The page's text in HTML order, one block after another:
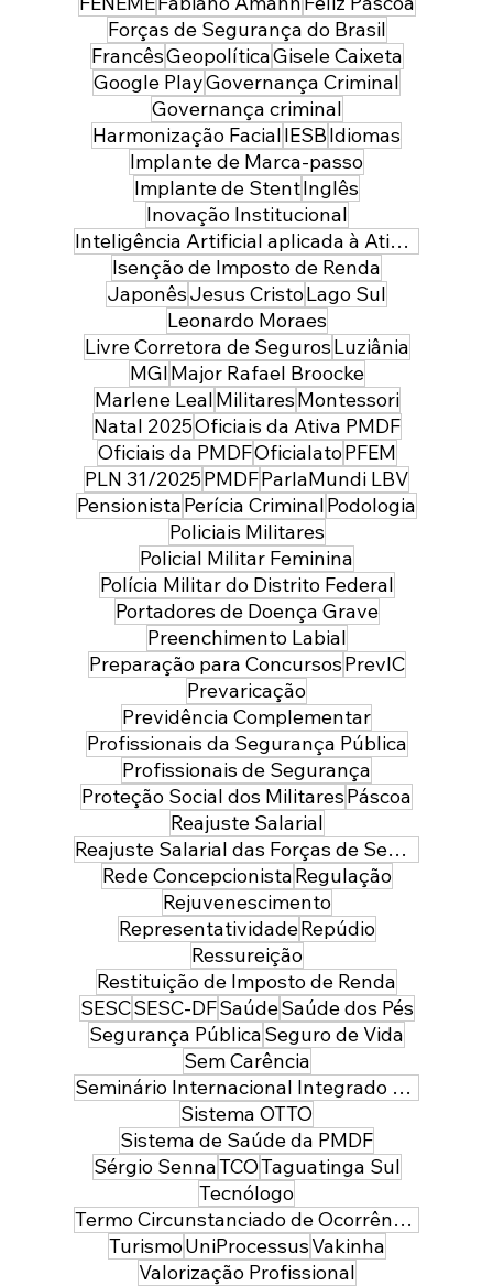
Forças de Segurança do Brasil
FrancêsGeopolíticaGisele Caixeta
Google PlayGovernança Criminal
Governança criminal
Harmonização FacialIESBIdiomas
Implante de Marca-passo
Implante de StentInglês
Inovação Institucional
Inteligência Artificial aplicada à Atividade Policial
Isenção de Imposto de Renda
JaponêsJesus CristoLago Sul
Leonardo Moraes
Livre Corretora de SegurosLuziânia
MGIMajor Rafael Broocke
Marlene LealMilitaresMontessori
Natal 2025Oficiais da Ativa PMDF
Oficiais da PMDFOficialatoPFEM
PLN 31/2025PMDFParlaMundi LBV
PensionistaPerícia CriminalPodologia
Policiais Militares
Policial Militar Feminina
Polícia Militar do Distrito Federal
Portadores de Doença Grave
Preenchimento Labial
Preparação para ConcursosPrevIC
Prevaricação
Previdência Complementar
Profissionais da Segurança Pública
Profissionais de Segurança
Proteção Social dos MilitaresPáscoa
Reajuste Salarial
Reajuste Salarial das Forças de Segurança do Distrito Federal
Rede ConcepcionistaRegulação
Rejuvenescimento
RepresentatividadeRepúdio
Ressureição
Restituição de Imposto de Renda
SESCSESC-DFSaúdeSaúde dos Pés
Segurança PúblicaSeguro de Vida
Sem Carência
Seminário Internacional Integrado de Segurança Pública e Defesa
Sistema OTTO
Sistema de Saúde da PMDF
Sérgio SennaTCOTaguatinga Sul
Tecnólogo
Termo Circunstanciado de Ocorrência
TurismoUniProcessusVakinha
Valorização Profissional